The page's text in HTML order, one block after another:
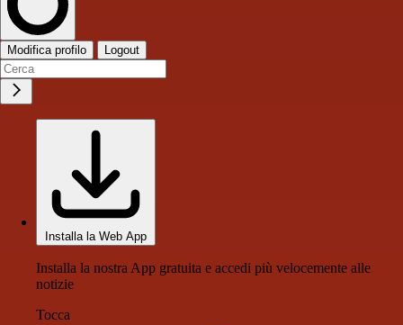
Modifica profilo Logout
Installa la Web App
Installa la nostra App gratuita e accedi più velocemente alle
notizie
Tocca